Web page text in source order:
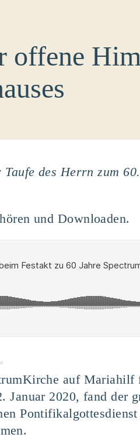
offene
des Herrn zum
und Downloaden.
auf
Januar 2020, fand der